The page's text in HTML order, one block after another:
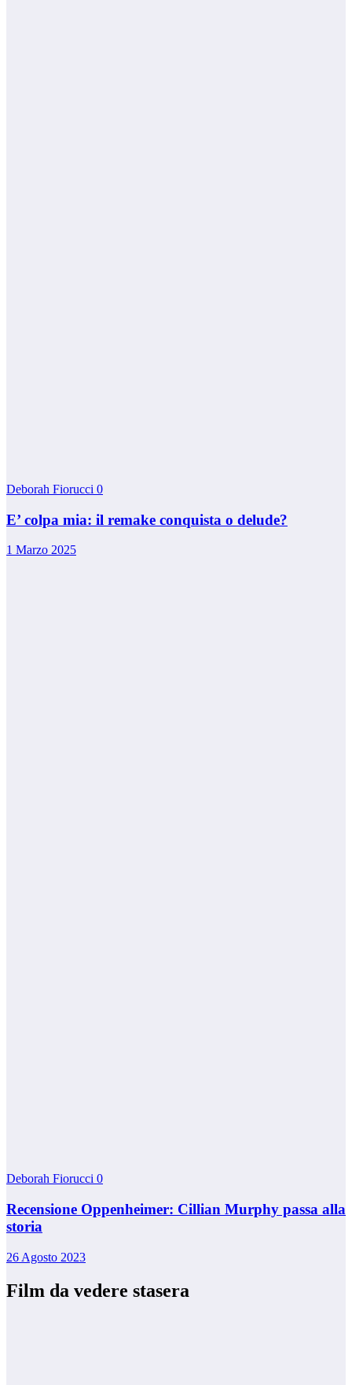
Deborah Fiorucci 0
E’ colpa mia: il remake conquista o delude?
1 Marzo 2025
Deborah Fiorucci 0
Recensione Oppenheimer: Cillian Murphy passa alla
storia
26 Agosto 2023
Film da vedere stasera